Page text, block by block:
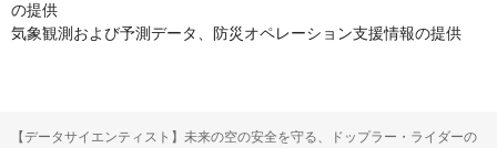
の提供
気象観測および予測データ、防災オペレーション支援情報の提供
【データサイエンティスト】未来の空の安全を守る、ドップラー・ライダーの